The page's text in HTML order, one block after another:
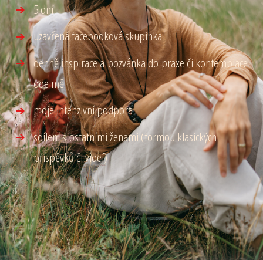
5 dní
uzavřená facebooková skupinka
denně inspirace a pozvánka do praxe či kontemplace
ode mě
moje intenzivní podpora
sdílení s ostatními ženami (formou klasických
příspěvků či videí)